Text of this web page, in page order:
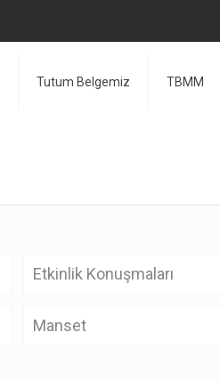
Tutum Belgemiz TBMM
Etkinlik Konuşmaları
Manset